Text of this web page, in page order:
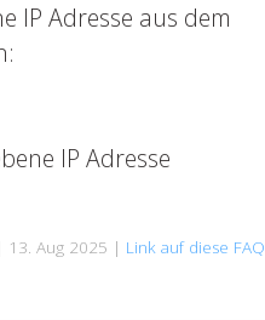
IP Adresse aus dem
IP Adresse
13. Aug 2025 | Link auf diese FAQ